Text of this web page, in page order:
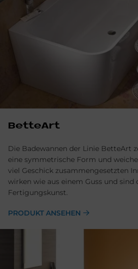
BetteArt
Die Badewannen der Linie BetteArt
eine symmetrische Form und
viel Geschick zusammengesetzten
wirken wie aus einem Guss und sind
Fertigungskunst.
PRODUKT ANSEHEN